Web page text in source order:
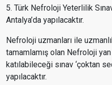
5. Türk Nefroloji Yeterlilik
Antalya’da yapılacaktır.
Nefroloji uzmanları ile
tamamlamış olan Nefroloji
katılabileceği sınav ‘çoktan
yapılacaktır.